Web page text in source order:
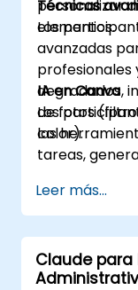
personalizar
elementos.
Técnicas
Los
avanzadas
profesionales
degradados,
de fotos
color).
IA en Canva
Los
las
tareas,
eficiencia
Leer más...
Claude para